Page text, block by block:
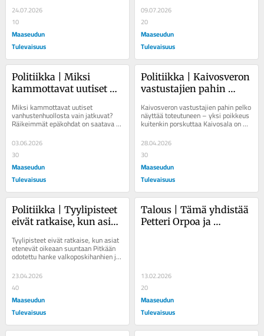
Kauppalehti kertoi...
24.07.2026
10
Maaseudun
Tulevaisuus
09.07.2026
20
Maaseudun
Tulevaisuus
Politiikka | Miksi
kammottavat uutiset
vain jatkuvat?
Räikeimmät epäkohdat
Miksi kammottavat uutiset
vanhustenhuollosta vain jatkuvat?
Räikeimmät epäkohdat on saatava
korjattua Uutiset epäselvistä
kuolemantapauksista...
03.06.2026
30
Maaseudun
Tulevaisuus
Politiikka | Kaivosveron
vastustajien pahin
toteutuneen – yksi
poikkeus kuitenkin
Kaivosveron vastustajien pahin pelko
näyttää toteutuneen – yksi poikkeus
kuitenkin porskuttaa Kaivosala on
ollut yksi harvoista valopilkuista...
28.04.2026
30
Maaseudun
Tulevaisuus
Politiikka | Tyylipisteet
eivät ratkaise, kun asiat
suuntaan
Tyylipisteet eivät ratkaise, kun asiat
etenevät oikeaan suuntaan Pitkään
odotettu hanke valkoposkihanhien ja
suojametsästyksestä...
23.04.2026
40
Maaseudun
Tulevaisuus
Talous | Tämä yhdistää
Petteri Orpoa ja
13.02.2026
20
Maaseudun
Tulevaisuus